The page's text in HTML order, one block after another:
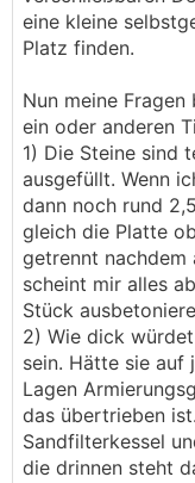
eine kleine
Platz finden.
Nun meine
ein oder anderen
1) Die Steine sind
ausgefüllt. Wenn
dann noch rund
gleich die Platte
getrennt nachdem
scheint mir alles
Stück
2) Wie dick
sein. Hätte sie auf
Lagen
das übertrieben
Sandfilterkessel
die drinnen steht